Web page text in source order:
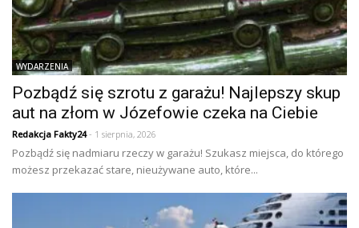
WYDARZENIA
Pozbądź się szrotu z garażu! Najlepszy skup
aut na złom w Józefowie czeka na Ciebie
Redakcja Fakty24- 1 sierpnia, 2026
Pozbądź się nadmiaru rzeczy w garażu! Szukasz miejsca, do którego
możesz przekazać stare, nieużywane auto, które...